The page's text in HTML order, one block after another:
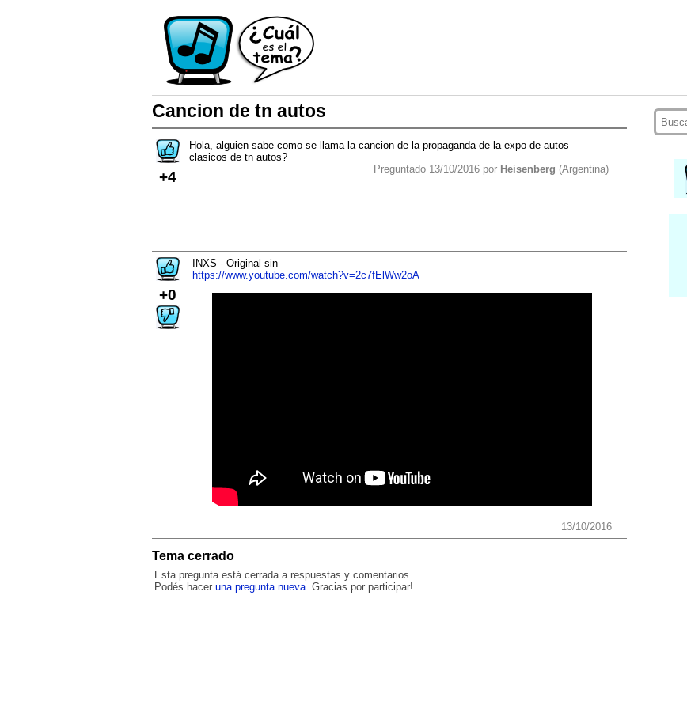
Cancion de tn autos
+4
Hola, alguien sabe como se llama la cancion de la propaganda de la expo de autos
clasicos de tn autos?
Preguntado 13/10/2016 por Heisenberg (Argentina)
+0
INXS - Original sin
https://www.youtube.com/watch?v=2c7fElWw2oA
13/10/2016
Tema cerrado
Esta pregunta está cerrada a respuestas y comentarios.
Podés hacer una pregunta nueva. Gracias por participar!